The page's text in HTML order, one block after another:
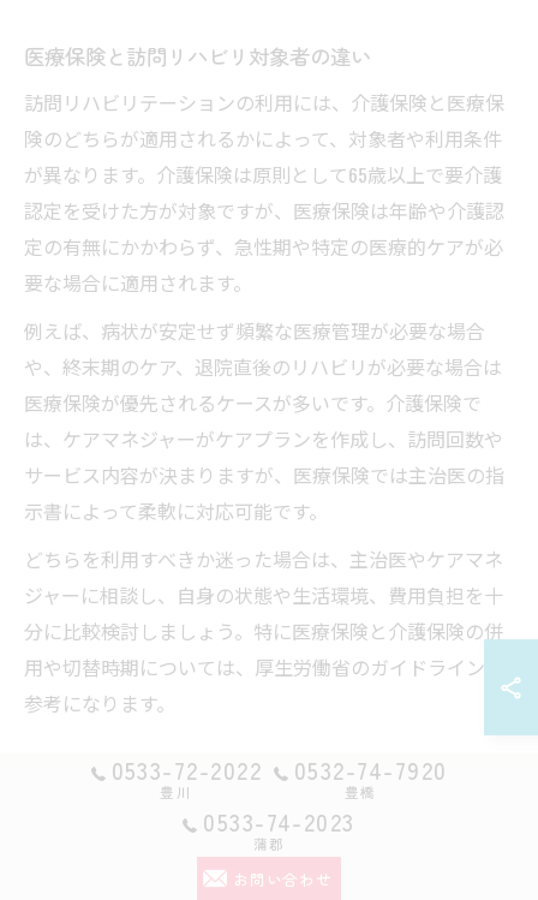
医療保険と訪問リハビリ対象者の違い
訪問リハビリテーションの利用には、介護保険と医療保
険のどちらが適用されるかによって、対象者や利用条件
が異なります。介護保険は原則として65歳以上で要介護
認定を受けた方が対象ですが、医療保険は年齢や介護認
定の有無にかかわらず、急性期や特定の医療的ケアが必
要な場合に適用されます。
例えば、病状が安定せず頻繁な医療管理が必要な場合
や、終末期のケア、退院直後のリハビリが必要な場合は
医療保険が優先されるケースが多いです。介護保険で
は、ケアマネジャーがケアプランを作成し、訪問回数や
サービス内容が決まりますが、医療保険では主治医の指
示書によって柔軟に対応可能です。
どちらを利用すべきか迷った場合は、主治医やケアマネ
ジャーに相談し、自身の状態や生活環境、費用負担を十
分に比較検討しましょう。特に医療保険と介護保険の併
用や切替時期については、厚生労働省のガイドラインも
参考になります。
訪問リハビリ利用者の家族支援のコツ
訪問リハビリテーションを利用する際、家族の支援は欠
かせません。まず、利用者本人の希望や日常生活の課題
を家族で共有し、目標を明確にしましょう。家族がリハ
0533-72-2022
豊川
0532-74-7920
豊橋
0533-74-2023
蒲郡
お問い合わせ